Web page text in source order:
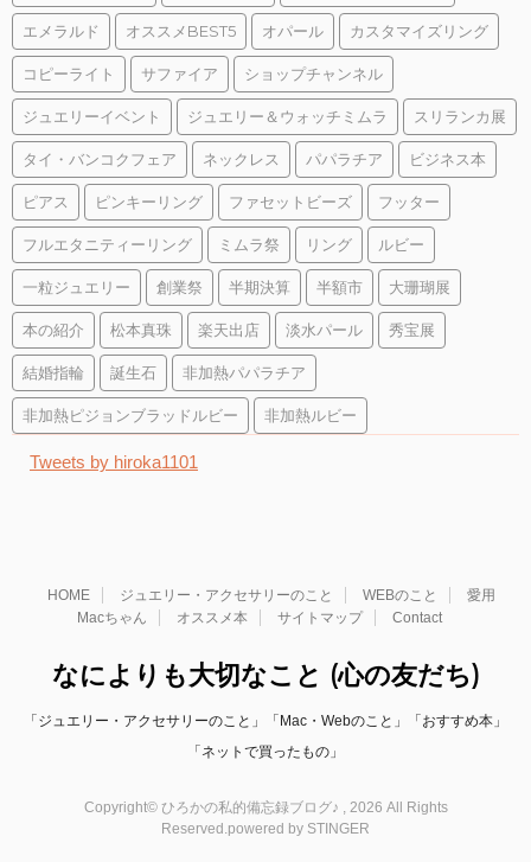
エメラルド オススメBEST5 オパール カスタマイズリング
コピーライト サファイア ショップチャンネル
ジュエリーイベント ジュエリー＆ウォッチミムラ スリランカ展
タイ・バンコクフェア ネックレス パパラチア ビジネス本
ピアス ピンキーリング ファセットビーズ フッター
フルエタニティーリング ミムラ祭 リング ルビー
一粒ジュエリー 創業祭 半期決算 半額市 大珊瑚展
本の紹介 松本真珠 楽天出店 淡水パール 秀宝展
結婚指輪 誕生石 非加熱パパラチア
非加熱ピジョンブラッドルビー 非加熱ルビー
Tweets by hiroka1101
HOME ジュエリー・アクセサリーのこと WEBのこと
愛用
Macちゃん
オススメ本 サイトマップ Contact
なによりも大切なこと (心の友だち)
「ジュエリー・アクセサリーのこと」「Mac・Webのこと」「おすすめ本」
「ネットで買ったもの」
Copyright© ひろかの私的備忘録ブログ♪ , 2026 All Rights
Reserved.powered by STINGER